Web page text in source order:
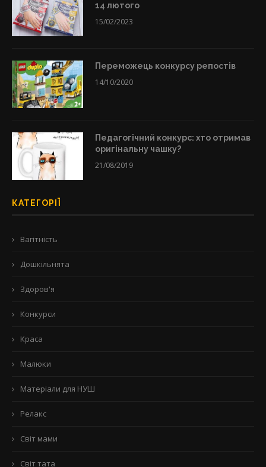
14 лютого
15/02/2023
Переможець конкурсу репостів
14/10/2020
Педагогічний конкурс: хто отримав
оригінальну чашку?
21/08/2019
КАТЕГОРІЇ
Вагітність
Дошкільнята
Здоров'я
Конкурси
Краса
Малюки
Матеріали для НУШ
Релакс
Світ мами
Світ тата